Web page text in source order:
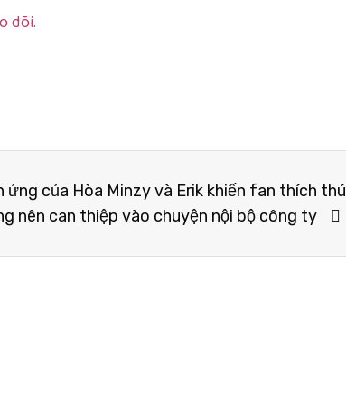
của Hòa Minzy và Erik khiến fan thích thú
nên can thiệp vào chuyện nội bộ công ty